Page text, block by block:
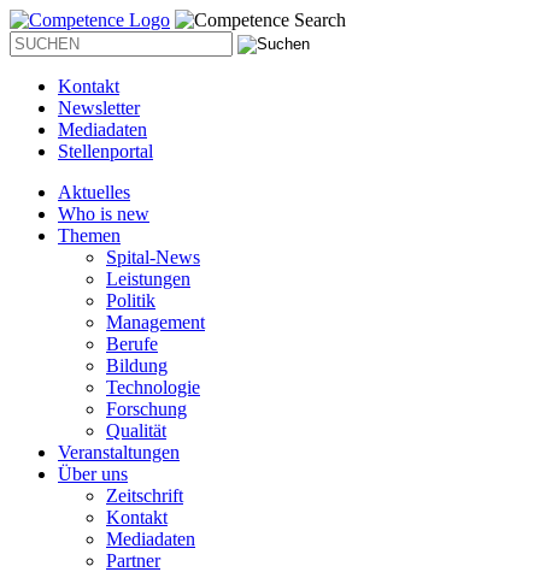
Kontakt
Newsletter
Mediadaten
Stellenportal
Aktuelles
Who is new
Themen
Spital-News
Leistungen
Politik
Management
Berufe
Bildung
Technologie
Forschung
Qualität
Veranstaltungen
Über uns
Zeitschrift
Kontakt
Mediadaten
Partner